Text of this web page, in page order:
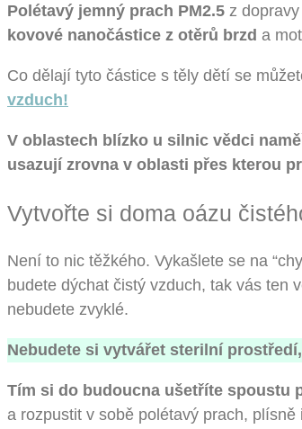
Polétavý jemný prach PM2.5 z
kovové nanočástice z otěrů brzd a
Co dělají tyto částice s těly dětí se
vzduch!
V oblastech blízko u silnic vědci
usazují zrovna v oblasti přes kterou
Vytvořte si doma oázu
Není to nic těžkého. Vykašlete se na
budete dýchat čistý vzduch, tak vás ten
nebudete zvyklé.
Nebudete si vytvářet sterilní
Tím si do budoucna ušetříte spoustu
a rozpustit v sobě polétavý prach, plísně